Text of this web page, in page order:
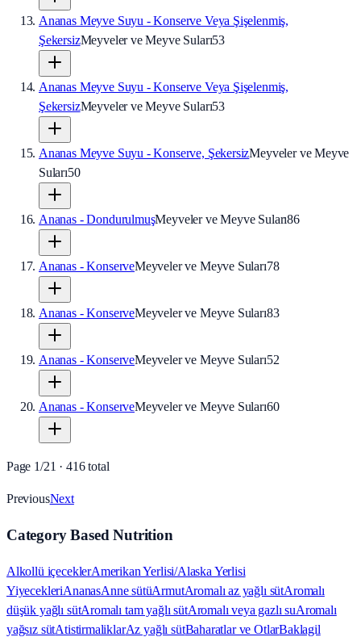
Ananas Meyve Suyu - Konserve Veya Şişelenmiş,
ŞekersizMeyveler ve Meyve Suları53
Ananas Meyve Suyu - Konserve Veya Şişelenmiş,
ŞekersizMeyveler ve Meyve Suları53
Ananas Meyve Suyu - Konserve, ŞekersizMeyveler ve Meyve
Suları50
Ananas - DondurulmuşMeyveler ve Meyve Suları86
Ananas - KonserveMeyveler ve Meyve Suları78
Ananas - KonserveMeyveler ve Meyve Suları83
Ananas - KonserveMeyveler ve Meyve Suları52
Ananas - KonserveMeyveler ve Meyve Suları60
Page 1/21 · 416 total
PreviousNext
Category Based Nutrition
Alkollü içeceklerAmerikan Yerlisi/Alaska Yerlisi
YiyecekleriAnanasAnne sütüArmutAromalı az yağlı sütAromalı
düşük yağlı sütAromalı tam yağlı sütAromalı veya gazlı suAromalı
yağsız sütAtistirmaliklarAz yağlı sütBaharatlar ve OtlarBaklagil